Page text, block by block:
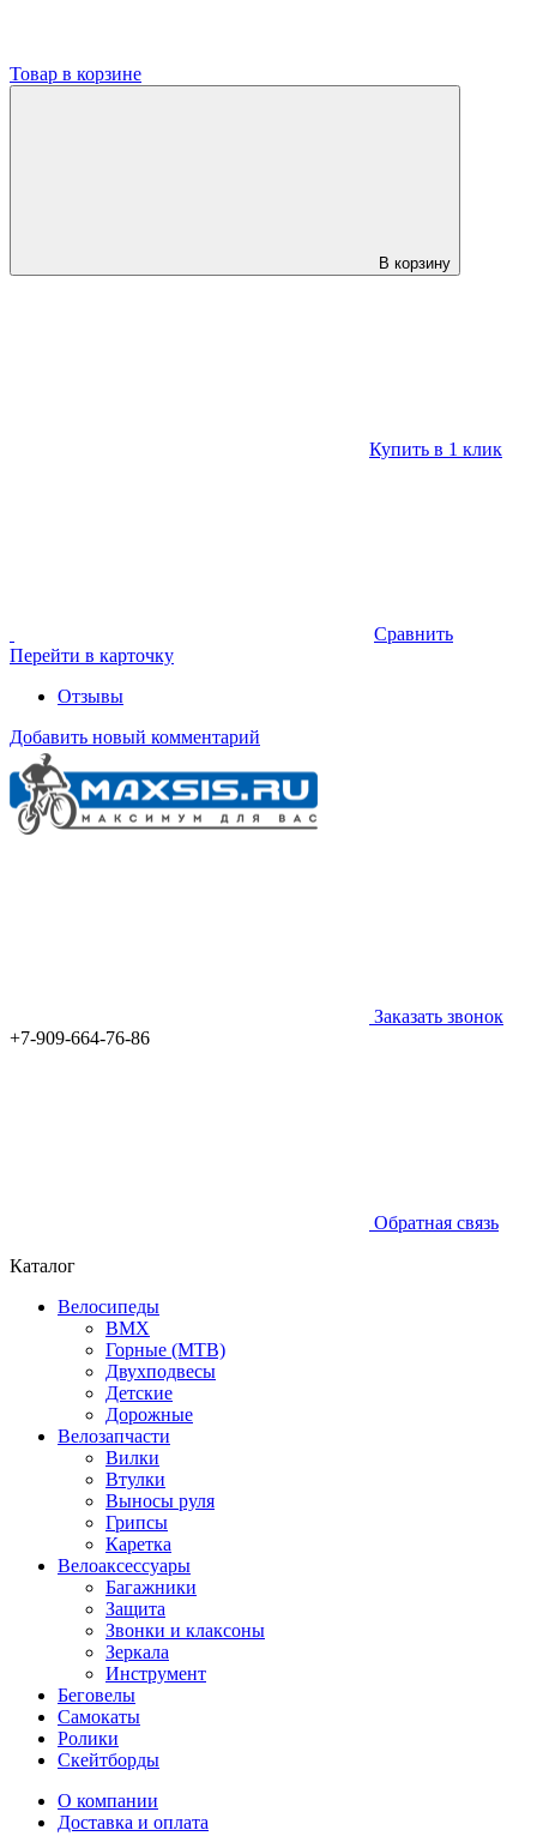
Товар в корзине
В корзину
Купить в 1 клик
Сравнить
Перейти в карточку
Отзывы
Добавить новый комментарий
Заказать звонок
+7-909-664-76-86
Обратная связь
Каталог
Велосипеды
BMX
Горные (MTB)
Двухподвесы
Детские
Дорожные
Велозапчасти
Вилки
Втулки
Выносы руля
Грипсы
Каретка
Велоаксессуары
Багажники
Защита
Звонки и клаксоны
Зеркала
Инструмент
Беговелы
Самокаты
Ролики
Скейтборды
О компании
Доставка и оплата